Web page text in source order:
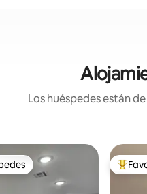
Los huéspedes están